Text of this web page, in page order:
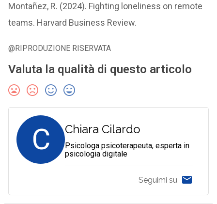
Montañez, R. (2024). Fighting loneliness on remote
teams. Harvard Business Review.
@RIPRODUZIONE RISERVATA
Valuta la qualità di questo articolo
C Chiara Cilardo
Psicologa psicoterapeuta, esperta in
psicologia digitale
Seguimi su